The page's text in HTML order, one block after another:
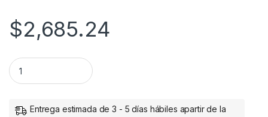
$2,685.24
StarTech.com Switch Automático HDMI de 2 Puertos, Negro
Entrega estimada de 3 - 5 días hábiles apartir de la